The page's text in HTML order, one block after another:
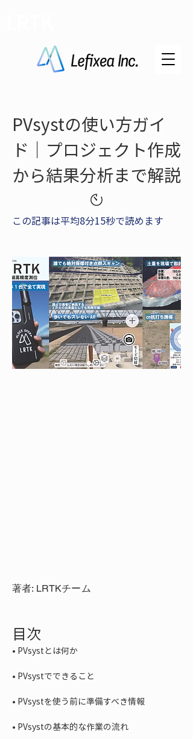
PVsystの使い方ガイ
ド｜プロジェクト作成
から結果分析まで解説
この記事は平均8分15秒で読めます
著者: LRTKチーム
目次
•
•
•
•